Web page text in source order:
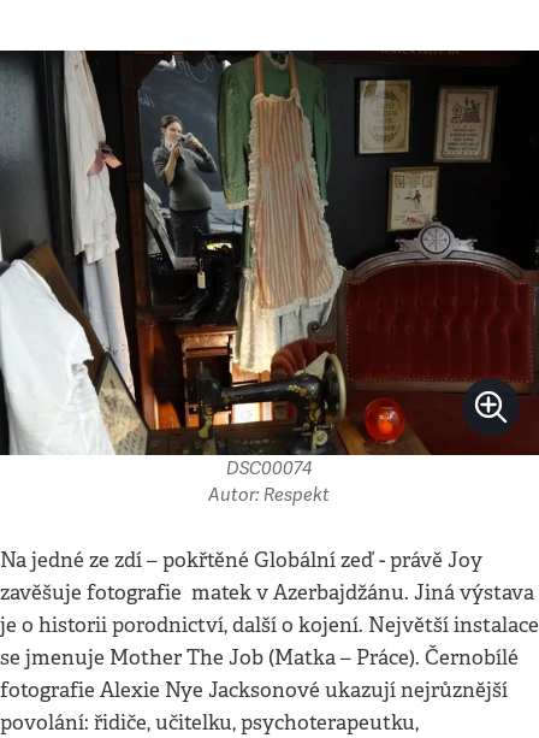
DSC00074
Autor: Respekt
Na jedné ze zdí – pokřtěné Globální zeď - právě Joy
zavěšuje fotografie matek v Azerbajdžánu. Jiná výstava
je o historii porodnictví, další o kojení. Největší instalace
se jmenuje Mother The Job (Matka – Práce). Černobílé
fotografie Alexie Nye Jacksonové ukazují nejrůznější
povolání: řidiče, učitelku, psychoterapeutku,